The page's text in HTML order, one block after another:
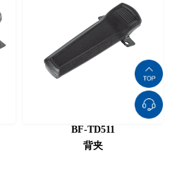
BF-TD511
背夹